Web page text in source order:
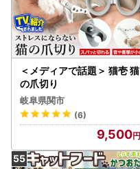
＜メディアで話題＞ 猫壱 猫
の爪切り
岐阜県関市
(6)
9,500